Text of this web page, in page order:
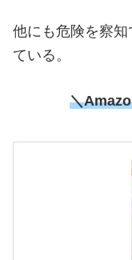
他にも危険を察
ている。
＼